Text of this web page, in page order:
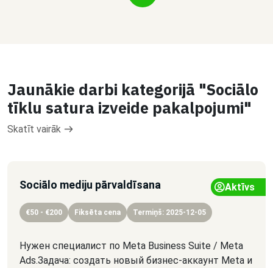
Jaunākie darbi kategorijā "Sociālo
tīklu satura izveide pakalpojumi"
Skatīt vairāk
Sociālo mediju pārvaldīsana Aktīvs
€50 - €200 Fiksēta cena Termiņš: 2025-12-05
Нужен специалист по Meta Business Suite / Meta
Ads.Задача: создать новый бизнес-аккаунт Meta и